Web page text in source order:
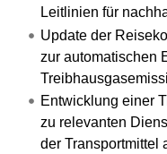
Leitlinien für
Update der
zur automatischen
Entwicklung einer
zu relevanten
der Transportmittel